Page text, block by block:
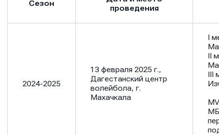
Сезон
проведения
2024-2025
13 февраля 2025 г.,
Дагестанский центр
волейбола, г.
Махачкала
I
II
III
Сообщение